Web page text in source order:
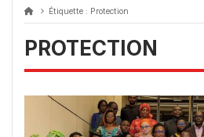
Étiquette : Protection
PROTECTION